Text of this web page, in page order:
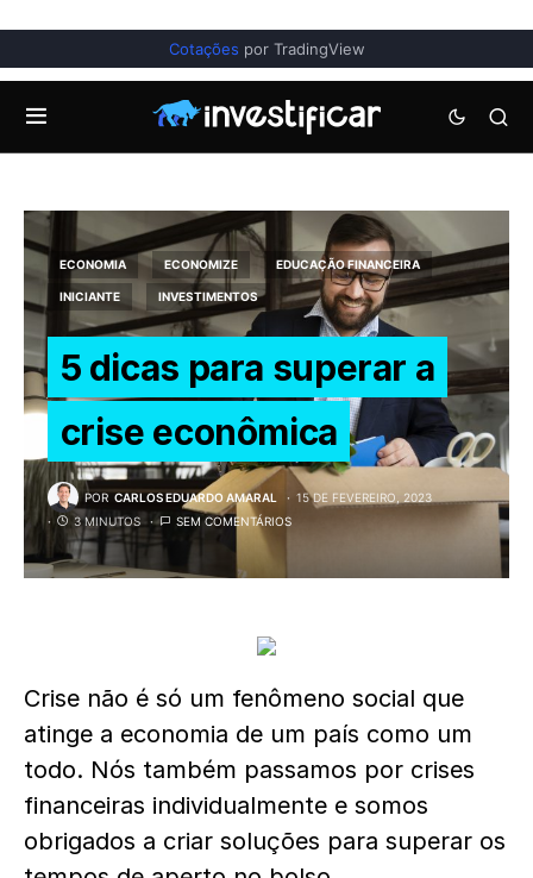
Cotações por TradingView
ECONOMIA ECONOMIZE EDUCAÇÃO FINANCEIRA
INICIANTE INVESTIMENTOS
5 dicas para superar a
crise econômica
POR CARLOS EDUARDO AMARAL
15 DE FEVEREIRO, 2023
3 MINUTOS
SEM COMENTÁRIOS
Crise não é só um fenômeno social que
atinge a economia de um país como um
todo. Nós também passamos por crises
financeiras individualmente e somos
obrigados a criar soluções para superar os